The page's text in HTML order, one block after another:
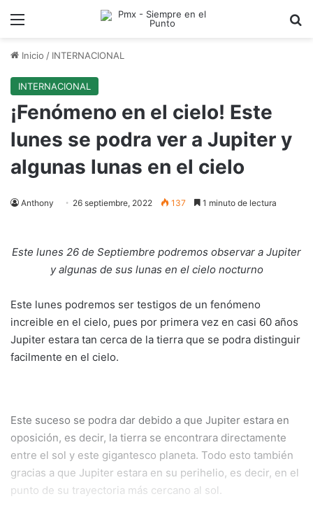
Menu
Inicio / INTERNACIONAL
INTERNACIONAL
¡Fenómeno en el cielo! Este
lunes se podra ver a Jupiter y
algunas lunas en el cielo
Anthony 26 septiembre, 2022 137 1 minuto de lectura
Este lunes 26 de Septiembre podremos observar a Jupiter
y algunas de sus lunas en el cielo nocturno
Este lunes podremos ser testigos de un fenómeno
increible en el cielo, pues por primera vez en casi 60 años
Jupiter estara tan cerca de la tierra que se podra distinguir
facilmente en el cielo.
Este suceso se podra dar debido a que Jupiter estara en
oposición, es decir, la tierra se encontrara directamente
entre el sol y este gigantesco planeta. Todo esto también
gracias a que Jupiter estara en su perihelio, es decir, en el
punto de su trayectoria más cercano al sol.